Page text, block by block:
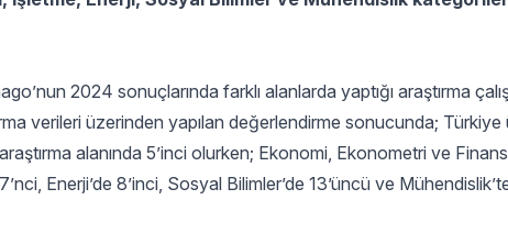
2024 sonuçlarında farklı alanlarda yaptığı araştırma
verileri üzerinden yapılan değerlendirme sonucunda; Türkiye
alanında 5’inci olurken; Ekonomi, Ekonometri ve
Enerji’de 8’inci, Sosyal Bilimler’de 13’üncü ve